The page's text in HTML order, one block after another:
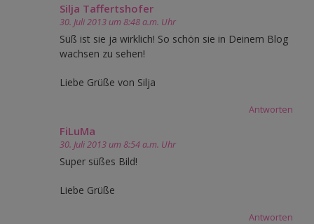
Silja Taffertshofer
30. Juli 2013 um 8:48 a.m. Uhr
Süß ist sie ja wirklich! So schön sie in Deinem Blog
wachsen zu sehen!
Liebe Grüße von Silja
Antworten
FiLuMa
30. Juli 2013 um 8:54 a.m. Uhr
Super süßes Bild!
Liebe Grüße
Antworten